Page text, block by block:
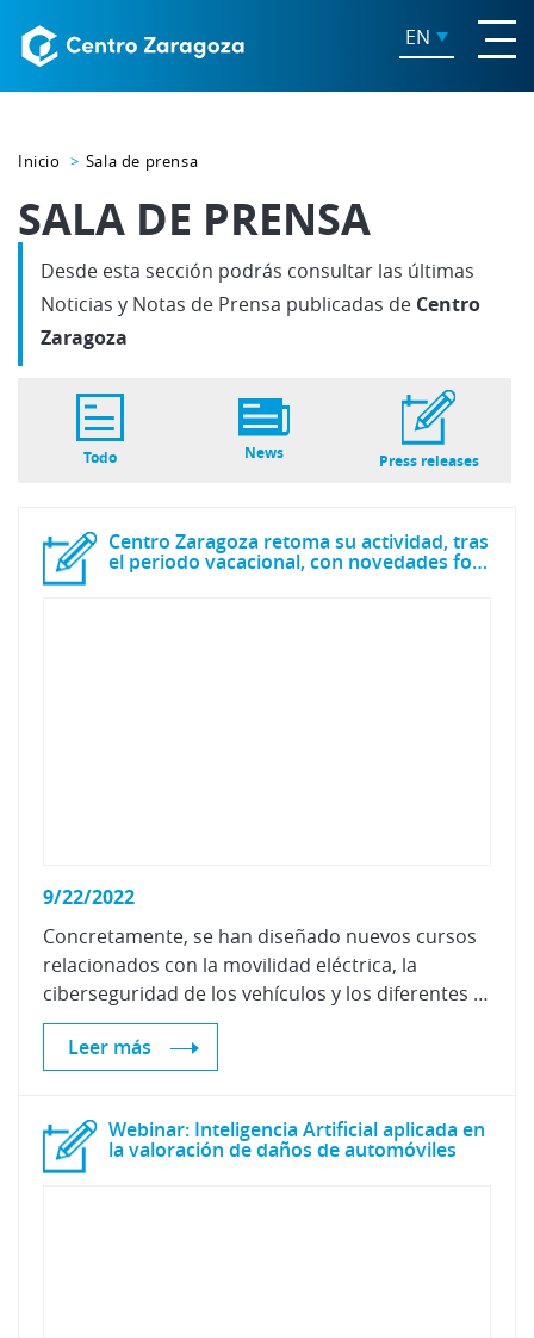
EN
Inicio Sala de prensa
SALA DE PRENSA
Desde esta sección podrás consultar las últimas
Noticias y Notas de Prensa publicadas de Centro
Zaragoza
Todo News Press releases
Centro Zaragoza retoma su actividad, tras
el periodo vacacional, con novedades formativas
9/22/2022
Concretamente, se han diseñado nuevos cursos
relacionados con la movilidad eléctrica, la
ciberseguridad de los vehículos y los diferentes sistemas inteligentes de ayuda a la conducción (ADAS).
Leer más
Webinar: Inteligencia Artificial aplicada en
la valoración de daños de automóviles